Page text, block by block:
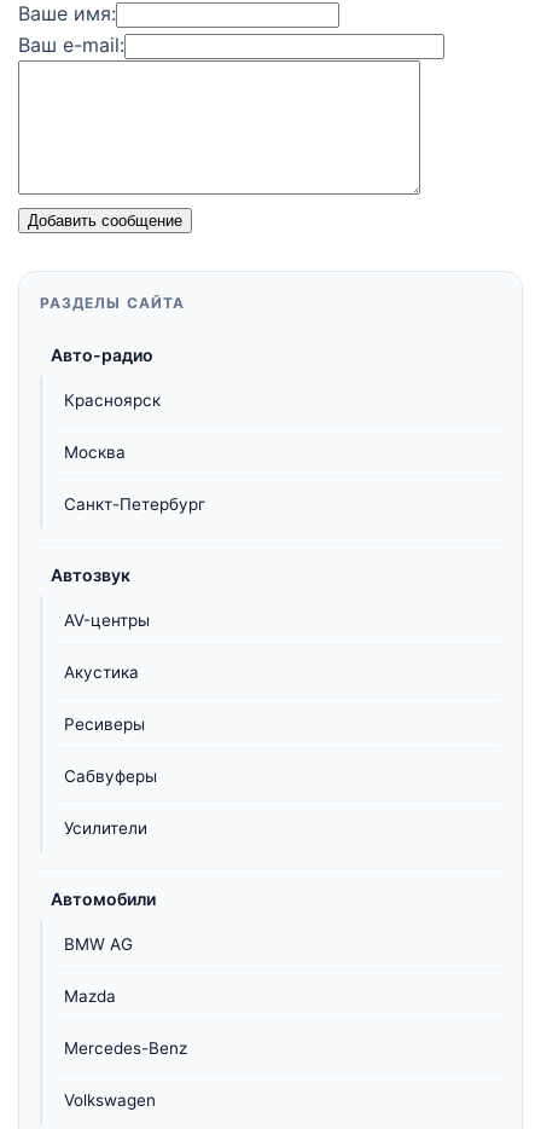
Ваше имя:
Ваш e-mail:
Добавить сообщение
РАЗДЕЛЫ САЙТА
Авто-радио
Красноярск
Москва
Санкт-Петербург
Автозвук
AV-центры
Акустика
Ресиверы
Сабвуферы
Усилители
Автомобили
BMW AG
Mazda
Mercedes-Benz
Volkswagen